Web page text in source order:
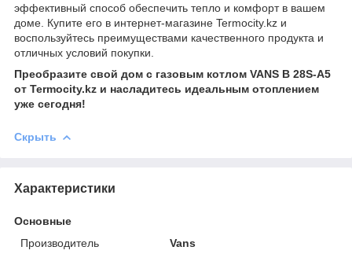
эффективный способ обеспечить тепло и комфорт в вашем
доме. Купите его в интернет-магазине Termocity.kz и
воспользуйтесь преимуществами качественного продукта и
отличных условий покупки.
Преобразите свой дом с газовым котлом VANS B 28S-A5
от Termocity.kz и насладитесь идеальным отоплением
уже сегодня!
Скрыть
Характеристики
Основные
Производитель
Vans